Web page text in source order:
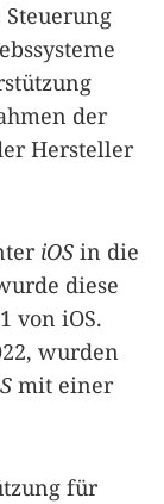
der
Hersteller
iOS in die
diese
von iOS.
wurden
mit einer
für